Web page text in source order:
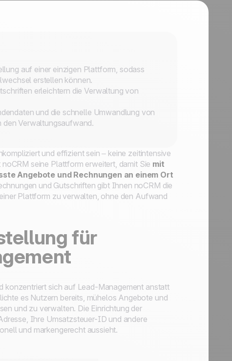
auf einer einzigen Plattform, sodass
erstellen können.
erleichtern die Verwaltung von
und die schnelle Umwandlung von
den Verwaltungsaufwand.
und effizient sein – keine zeitintensive
seine Plattform erweitert, damit Sie mit
Angebote und Rechnungen an einem Ort
und Gutschriften gibt Ihnen noCRM die
Plattform zu verwalten, ohne den Aufwand
für
konzentriert sich auf Lead-Management anstatt
es Nutzern bereits, mühelos Angebote und
und zu verwalten. Die Einrichtung der
Ihre Umsatzsteuer-ID und andere
und markengerecht aussieht.